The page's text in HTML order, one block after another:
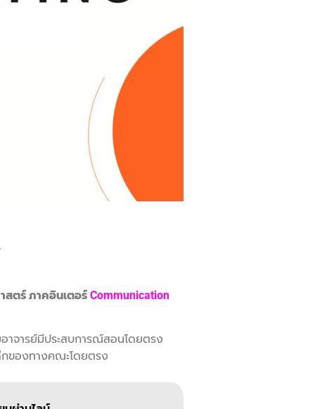
สตร์ ภาคอินเตอร์ Communication
าจารย์มีประสบการณ์สอนโดยตรง
กของทางคณะโดยตรง